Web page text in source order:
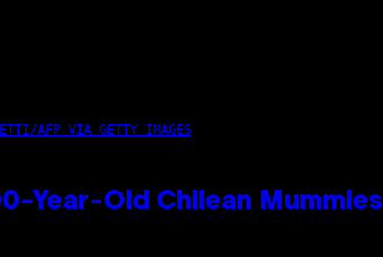
AFP VIA GETTY IMAGES
Year-Old Chilean Mummies